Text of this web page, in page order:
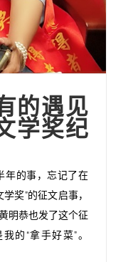
的遇见
学奖纪
年的事，忘记了在
奖”的征文启事，
明恭也发了这个征
的“拿手好菜”。